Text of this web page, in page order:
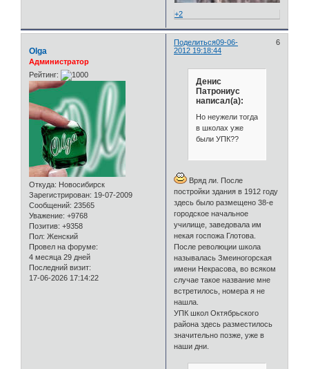
+2
Поделиться 6
09-06-
2012 19:18:44
Olga
Администратор
Рейтинг:
Откуда: Новосибирск
Зарегистрирован: 19-07-2009
Сообщений: 23565
Уважение: +9768
Позитив: +9358
Пол: Женский
Провел на форуме:
4 месяца 29 дней
Последний визит:
17-06-2026 17:14:22
Денис
Патрониус
написал(а):
Но неужели тогда
в школах уже
были УПК??
Вряд ли. После
постройки здания в 1912 году
здесь было размещено 38-е
городское начальное
училище, заведовала им
некая госпожа Глотова.
После революции школа
называлась Змеиногорская
имени Некрасова, во всяком
случае такое название мне
встретилось, номера я не
нашла.
УПК школ Октябрьского
района здесь разместилось
значительно позже, уже в
наши дни.